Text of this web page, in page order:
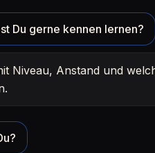
Du gerne kennen lernen?
Niveau, Anstand und